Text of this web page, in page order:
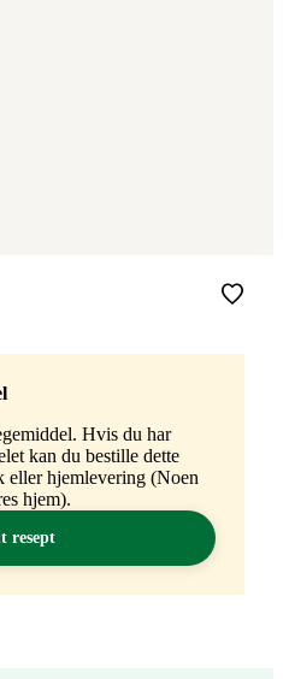
Hvis du har
kan du bestille dette
eller hjemlevering (Noen
hjem).
resept